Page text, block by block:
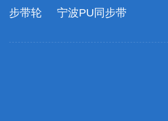
步带轮 宁波PU同步带